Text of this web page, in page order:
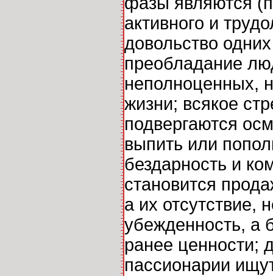
активного и
довольство
преобладание
неполноценных,
жизни; всякое
подвергаются
выпить или
бездарность и
становится
а их отсутствие,
убежденность, а
ранее ценности;
пассионарии